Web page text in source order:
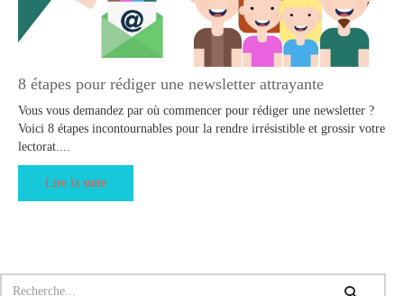
8 étapes pour rédiger une newsletter attrayante
Vous vous demandez par où commencer pour rédiger une newsletter ?
Voici 8 étapes incontournables pour la rendre irrésistible et grossir votre
lectorat....
Lire la suite